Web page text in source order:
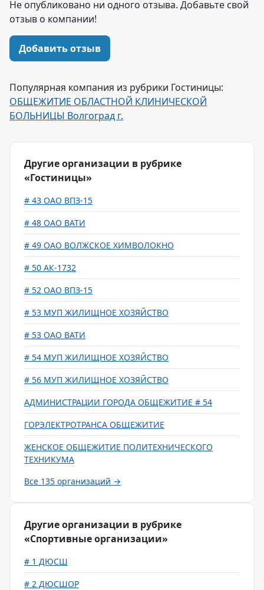
Не опубликовано ни одного отзыва. Добавьте свой
отзыв о компании!
Добавить отзыв
Популярная компания из рубрики Гостиницы:
ОБЩЕЖИТИЕ ОБЛАСТНОЙ КЛИНИЧЕСКОЙ
БОЛЬНИЦЫ Волгоград г.
Другие организации в рубрике
«Гостиницы»
# 43 ОАО ВПЗ-15
# 48 ОАО ВАТИ
# 49 ОАО ВОЛЖСКОЕ ХИМВОЛОКНО
# 50 АК-1732
# 52 ОАО ВПЗ-15
# 53 МУП ЖИЛИЩНОЕ ХОЗЯЙСТВО
# 53 ОАО ВАТИ
# 54 МУП ЖИЛИЩНОЕ ХОЗЯЙСТВО
# 56 МУП ЖИЛИЩНОЕ ХОЗЯЙСТВО
АДМИНИСТРАЦИИ ГОРОДА ОБЩЕЖИТИЕ # 54
ГОРЭЛЕКТРОТРАНСА ОБЩЕЖИТИЕ
ЖЕНСКОЕ ОБЩЕЖИТИЕ ПОЛИТЕХНИЧЕСКОГО
ТЕХНИКУМА
Все 135 организаций →
Другие организации в рубрике
«Спортивные организации»
# 1 ДЮСШ
# 2 ДЮСШОР